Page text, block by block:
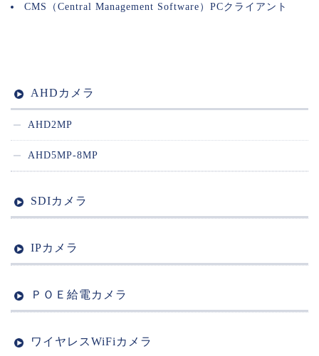
CMS（Central Management Software）PCクライアント
AHDカメラ
AHD2MP
AHD5MP-8MP
SDIカメラ
IPカメラ
ＰＯＥ給電カメラ
ワイヤレスWiFiカメラ